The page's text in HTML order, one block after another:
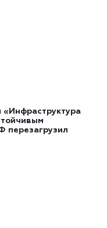
«Инфраструктура
перезагрузил